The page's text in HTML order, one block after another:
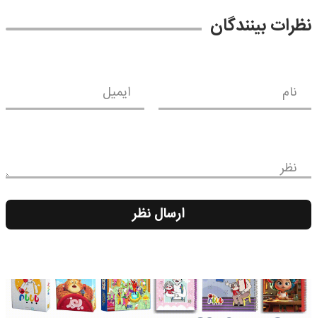
نظرات بینندگان
نام ایمیل
نظر
ارسال نظر